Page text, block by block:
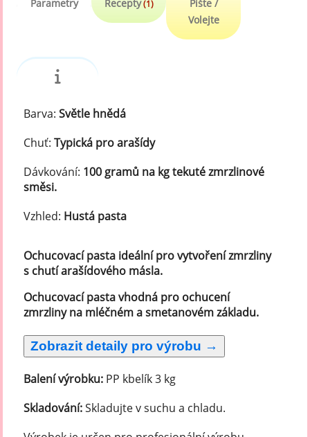
Parametry Recepty(1)
Pište /
Volejte
Barva:Světle hnědá
Chuť:Typická pro arašídy
Dávkování: 100 gramů na kg tekuté zmrzlinové
směsi.
Vzhled: Hustá pasta
Ochucovací pasta ideální pro vytvoření zmrzliny
s chutí arašídového másla.
Ochucovací pasta vhodná pro ochucení
zmrzliny na mléčném a smetanovém základu.
Balení výrobku: PP kbelík 3 kg
Skladování:Skladujte v suchu a chladu.